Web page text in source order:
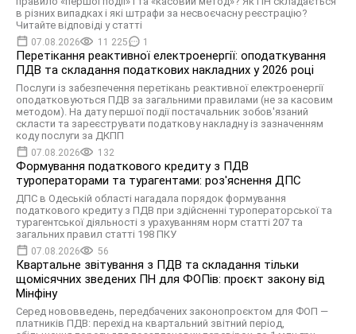
в різних випадках і які штрафи за несвоєчасну реєстрацію?
Читайте відповіді у статті
07.08.2026 11 225 1
Перетікання реактивної електроенергії: оподаткування
ПДВ та складання податкових накладних у 2026 році
Послуги із забезпечення перетікань реактивної електроенергії
оподатковуються ПДВ за загальними правилами (не за касовим
методом). На дату першої події постачальник зобов'язаний
скласти та зареєструвати податкову накладну із зазначенням
коду послуги за ДКПП
07.08.2026 132
Формування податкового кредиту з ПДВ
туроператорами та турагентами: роз'яснення ДПС
ДПС в Одеській області нагадала порядок формування
податкового кредиту з ПДВ при здійсненні туроператорської та
турагентської діяльності з урахуванням норм статті 207 та
загальних правил статті 198 ПКУ
07.08.2026 56
Квартальне звітування з ПДВ та складання тільки
щомісячних зведених ПН для ФОПів: проєкт закону від
Мінфіну
Серед нововведень, передбачених законопроєктом для ФОП —
платників ПДВ: перехід на квартальний звітний період,